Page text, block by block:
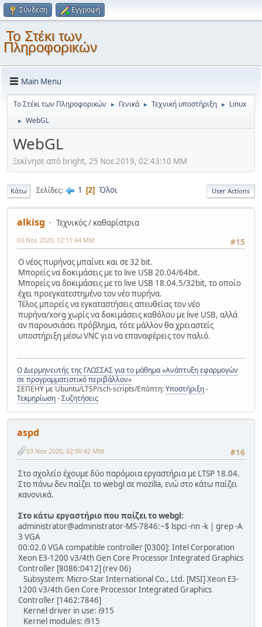
Σύνδεση Εγγραφή
Το Στέκι των
Πληροφορικών
Main Menu
Το Στέκι των Πληροφορικών ► Γενικά ► Τεχνική υποστήριξη ► Linux
► WebGL
WebGL
Ξεκίνησε από bright, 25 Νοε 2019, 02:43:10 ΜΜ
Κάτω Σελίδες 1 2 Όλοι User Actions
alkisg
Τεχνικός / καθαρίστρια
#15
03 Νοε 2020, 12:11:44 ΜΜ
Ο νέος πυρήνας μπαίνει και σε 32 bit.
Μπορείς να δοκιμάσεις με το live USB 20.04/64bit.
Μπορείς να δοκιμάσεις με το live USB 18.04.5/32bit, το οποίο
έχει προεγκατεστημένο τον νέο πυρήνα.
Τέλος μπορείς να εγκαταστήσεις απευθείας τον νέο
πυρήνα/xorg χωρίς να δοκιμάσεις καθόλου με live USB, αλλά
αν παρουσιάσει πρόβλημα, τότε μάλλον θα χρειαστείς
υποστήριξη μέσω VNC για να επαναφέρεις τον παλιό.
Ο Διερμηνευτής της ΓΛΩΣΣΑΣ για το μάθημα «Ανάπτυξη εφαρμογών
σε προγραμματιστικό περιβάλλον»
ΣΕΠΕΗΥ με Ubuntu/LTSP/sch-scripts/Επόπτη:Υποστήριξη-
Τεκμηρίωση-Συζητήσεις
aspd
#16
03 Νοε 2020, 02:00:42 ΜΜ
Στο σχολείο έχουμε δύο παρόμοια εργαστήρια με LTSP 18.04.
Στο πάνω δεν παίζει το webgl σε mozilla, ενώ στο κάτω παίζει
κανονικά.
Στο κάτω εργαστήριο που παίζει το webgl:
administrator@administrator-MS-7846:~$ lspci -nn -k | grep -A
3 VGA
00:02.0 VGA compatible controller [0300]: Intel Corporation
Xeon E3-1200 v3/4th Gen Core Processor Integrated Graphics
Controller [8086:0412] (rev 06)
Subsystem: Micro-Star International Co., Ltd. [MSI] Xeon E3-
1200 v3/4th Gen Core Processor Integrated Graphics
Controller [1462:7846]
Kernel driver in use: i915
Kernel modules: i915